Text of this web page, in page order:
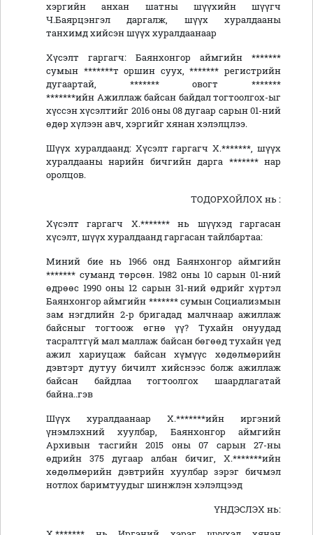
хэргийн анхан шатны шүүхийн шүүгч
Ч.Баярцэнгэл даргалж, шүүх хуралдааны
танхимд хийсэн шүүх хуралдаанаар
Хүсэлт гаргагч: Баянхонгор аймгийн *******
сумын *******т оршин суух, ******* регистрийн
дугаартай, ******* овогт *******
*******ийн Ажиллаж байсан байдал тогтоолгох-ыг
хүссэн хүсэлтийг 2016 оны 08 дугаар сарын 01-ний
өдөр хүлээн авч, хэргийг хянан хэлэлцлээ.
Шүүх хуралдаанд: Хүсэлт гаргагч Х.*******, шүүх
хуралдааны нарийн бичгийн дарга ******* нар
оролцов.
ТОДОРХОЙЛОХ нь :
Хүсэлт гаргагч Х.******* нь шүүхэд гаргасан
хүсэлт, шүүх хуралдаанд гаргасан тайлбартаа:
Миний бие нь 1966 онд Баянхонгор аймгийн
******* суманд төрсөн. 1982 оны 10 сарын 01-ний
өдрөөс 1990 оны 12 сарын 31-ний өдрийг хүртэл
Баянхонгор аймгийн ******* сумын Социализмын
зам нэгдлийн 2-р бригадад малчнаар ажиллаж
байсныг тогтоож өгнө үү? Тухайн онуудад
тасралтгүй мал маллаж байсан бөгөөд тухайн үед
ажил хариуцаж байсан хүмүүс хөдөлмөрийн
дэвтэрт дутуу бичилт хийснээс болж ажиллаж
байсан байдлаа тогтоолгох шаардлагатай
байна..гэв
Шүүх хуралдаанаар Х.*******ийн иргэний
үнэмлэхний хуулбар, Баянхонгор аймгийн
Архивын тасгийн 2015 оны 07 сарын 27-ны
өдрийн 375 дугаар албан бичиг, Х.*******ийн
хөдөлмөрийн дэвтрийн хуулбар зэрэг бичмэл
нотлох баримтуудыг шинжлэн хэлэлцээд
ҮНДЭСЛЭХ нь: